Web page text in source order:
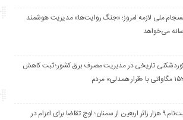
ملی لازمه امروز؛ «جنگ روایت‌ها» مدیریت هوشمند
می‌خواهد
تاریخی در مدیریت مصرف برق کشور؛ ثبت کاهش
«قرار همدلی» مردم
ثبت‌نام ۹ هزار زائر اربعین از سمنان؛ اوج تقاضا برای اعزام در